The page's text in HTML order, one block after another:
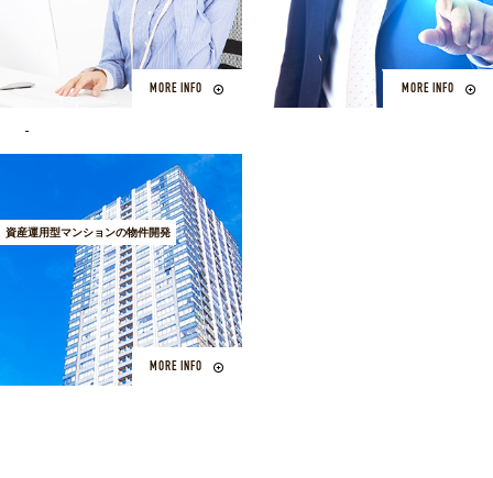
MORE INFO MORE INFO
資産運用型マンションの物件開発
MORE INFO